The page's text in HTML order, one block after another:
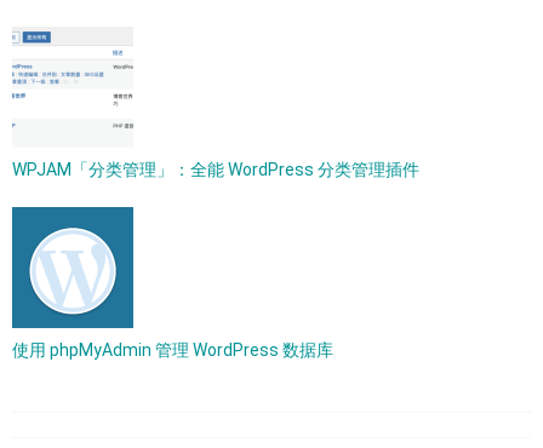
WPJAM「分类管理」：全能 WordPress 分类管理插件
使用 phpMyAdmin 管理 WordPress 数据库